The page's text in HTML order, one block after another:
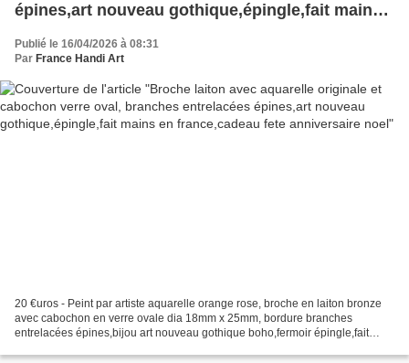
épines,art nouveau gothique,épingle,fait mains
en france,cadeau fete anniversaire noel
Publié le 16/04/2026 à 08:31
Par France Handi Art
20 €uros - Peint par artiste aquarelle orange rose, broche en laiton bronze
avec cabochon en verre ovale dia 18mm x 25mm, bordure branches
entrelacées épines,bijou art nouveau gothique boho,fermoir épingle,fait